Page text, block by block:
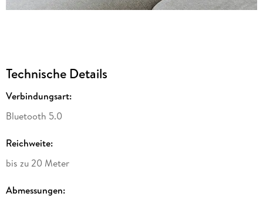
Technische Details
Verbindungsart:
Bluetooth 5.0
Reichweite:
bis zu 20 Meter
Abmessungen: